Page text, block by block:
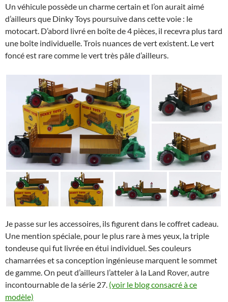
Un véhicule possède un charme certain et l’on aurait aimé
d’ailleurs que Dinky Toys poursuive dans cette voie : le
motocart. D’abord livré en boîte de 4 pièces, il recevra plus tard
une boîte individuelle. Trois nuances de vert existent. Le vert
foncé est rare comme le vert très pâle d’ailleurs.
Je passe sur les accessoires, ils figurent dans le coffret cadeau.
Une mention spéciale, pour le plus rare à mes yeux, la triple
tondeuse qui fut livrée en étui individuel. Ses couleurs
chamarrées et sa conception ingénieuse marquent le sommet
de gamme. On peut d’ailleurs l’atteler à la Land Rover, autre
incontournable de la série 27. (voir le blog consacré à ce
modèle)